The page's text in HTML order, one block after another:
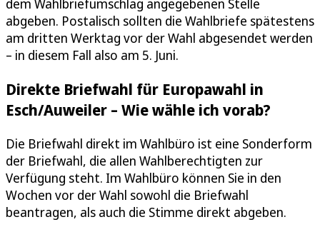
abgeben. Postalisch sollten die Wahlbriefe spätestens
am dritten Werktag vor der Wahl abgesendet werden
– in diesem Fall also am 5. Juni.
Direkte Briefwahl für Europawahl in
Esch/Auweiler – Wie wähle ich vorab?
Die Briefwahl direkt im Wahlbüro ist eine Sonderform
der Briefwahl, die allen Wahlberechtigten zur
Verfügung steht. Im Wahlbüro können Sie in den
Wochen vor der Wahl sowohl die Briefwahl
beantragen, als auch die Stimme direkt abgeben.